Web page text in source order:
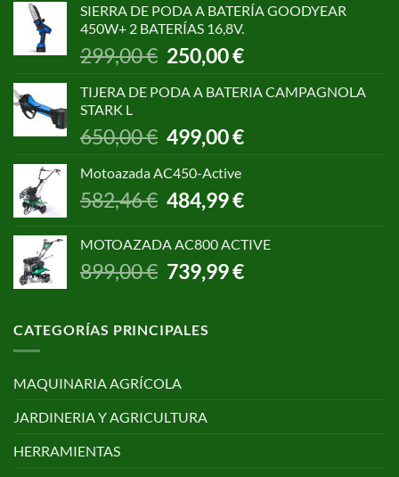
era:
1.055,00 €.
es:
SIERRA DE PODA A BATERÍA GOODYEAR
450W+ 2 BATERÍAS 16,8V.
299,00€ El
precio
original
299,00 €.
250,00€El
precio
actual
250,00 €.
TIJERA DE PODA A BATERIA CAMPAGNOLA
STARK L
650,00€
El
precio
original
650,00 €.
499,00€El
precio
499,00 €.
Motoazada AC450-Active
582,46€
El
precio
era:
582,46 €.
484,99€El
precio
es:
484,99 €.
MOTOAZADA AC800 ACTIVE
899,00€ El
precio
era:
899,00 €.
739,99€El
precio
CATEGORÍAS PRINCIPALES
MAQUINARIA AGRÍCOLA
JARDINERIA Y AGRICULTURA
HERRAMIENTAS